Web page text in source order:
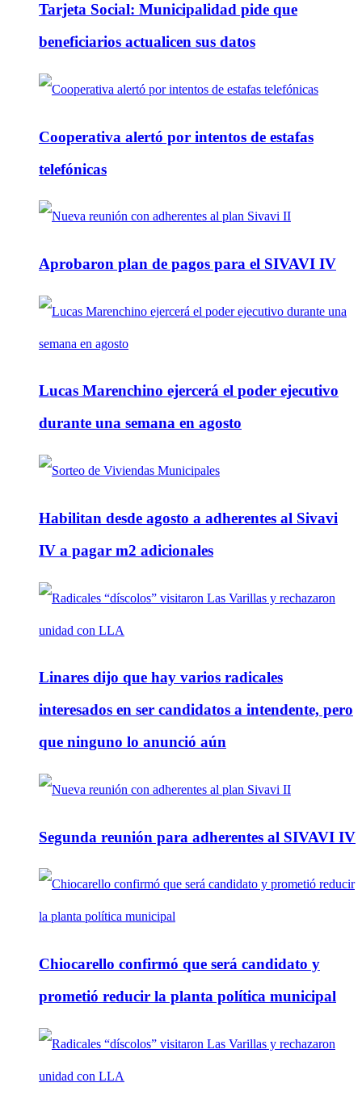
Tarjeta Social: Municipalidad pide que
beneficiarios actualicen sus datos
Cooperativa alertó por intentos de estafas
telefónicas
Aprobaron plan de pagos para el SIVAVI IV
Lucas Marenchino ejercerá el poder ejecutivo
durante una semana en agosto
Habilitan desde agosto a adherentes al Sivavi
IV a pagar m2 adicionales
Linares dijo que hay varios radicales
interesados en ser candidatos a intendente, pero
que ninguno lo anunció aún
Segunda reunión para adherentes al SIVAVI IV
Chiocarello confirmó que será candidato y
prometió reducir la planta política municipal